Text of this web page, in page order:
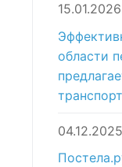
15.01.2026
области
04.12.2025